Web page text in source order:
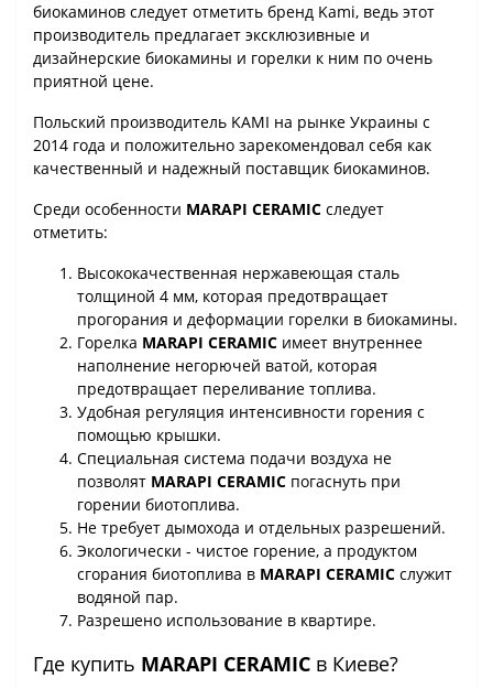
биокаминов следует отметить бренд Kami, ведь этот
производитель предлагает эксклюзивные и
дизайнерские биокамины и горелки к ним по очень
приятной цене.
Польский производитель KAMI на рынке Украины с
2014 года и положительно зарекомендовал себя как
качественный и надежный поставщик биокаминов.
Среди особенности MARAPI CERAMIC следует
отметить:
Высококачественная нержавеющая сталь
толщиной 4 мм, которая предотвращает
прогорания и деформации горелки в биокамины.
Горелка MARAPI CERAMIC имеет внутреннее
наполнение негорючей ватой, которая
предотвращает переливание топлива.
Удобная регуляция интенсивности горения с
помощью крышки.
Специальная система подачи воздуха не
позволят MARAPI CERAMIC погаснуть при
горении биотоплива.
Не требует дымохода и отдельных разрешений.
Экологически - чистое горение, а продуктом
сгорания биотоплива в MARAPI CERAMIC служит
водяной пар.
Разрешено использование в квартире.
Где купить MARAPI CERAMIC в Киеве?